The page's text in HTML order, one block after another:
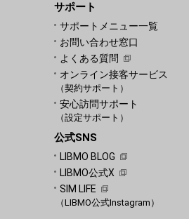
サポート
サポートメニュー一覧
お問い合わせ窓口
よくある質問
オンライン接客サービス
（契約サポート）
安心訪問サポート
（設定サポート）
公式SNS
LIBMO BLOG
LIBMO公式X
SIM LIFE
（LIBMO公式Instagram）